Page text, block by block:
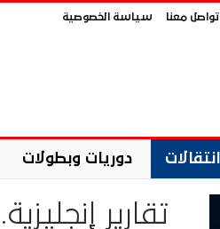
تواصل معنا سياسة الخصوصية
انتقالات دوريات وبطولات
تقارير